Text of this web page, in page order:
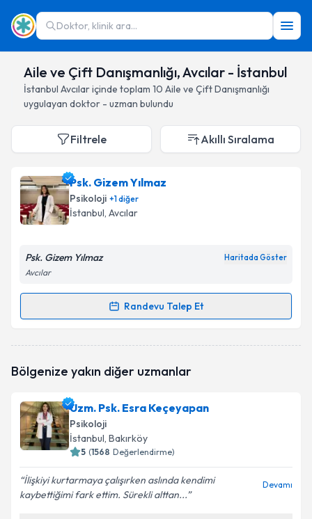
Doktor, klinik ara...
Aile ve Çift Danışmanlığı, Avcılar - İstanbul
İstanbul Avcılariçinde toplam 10 Aile ve Çift Danışmanlığı
uygulayan doktor - uzman bulundu
Filtrele Akıllı Sıralama
Psk. Gizem Yılmaz
Psikoloji +1diğer
İstanbul, Avcılar
Psk. Gizem Yılmaz Haritada Göster
Avcılar
Randevu Talep Et
Randevu Takvimi Talebi
oluşturun. Size bu uzmandan randevu almanız için bir
E-posta Adresiniz
Kişisel verilerimin işlenmesine ilişkin
Aydınlatma
Metni'ni okudum ve kişisel verilerimin belirtilen
Bölgenize yakın diğer uzmanlar
Uzm. Psk. Esra Keçeyapan
Psikoloji
İstanbul, Bakırköy
5 (1568 Değerlendirme)
İlişkiyi kurtarmaya çalışırken aslında kendimi
kaybettiğimi fark ettim. Sürekli alttan...
Devamı